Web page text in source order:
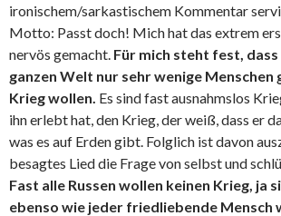
ironischem/sarkastischem Kommentar
Motto: Passt doch! Mich hat das extrem
nervös gemacht. Für mich steht fest,
ganzen Welt nur sehr wenige Menschen
Krieg wollen. Es sind fast ausnahmslos
ihn erlebt hat, den Krieg, der weiß, dass er
was es auf Erden gibt. Folglich ist davon
besagtes Lied die Frage von selbst und
Fast alle Russen wollen keinen Krieg, ja
ebenso wie jeder friedliebende Mensch